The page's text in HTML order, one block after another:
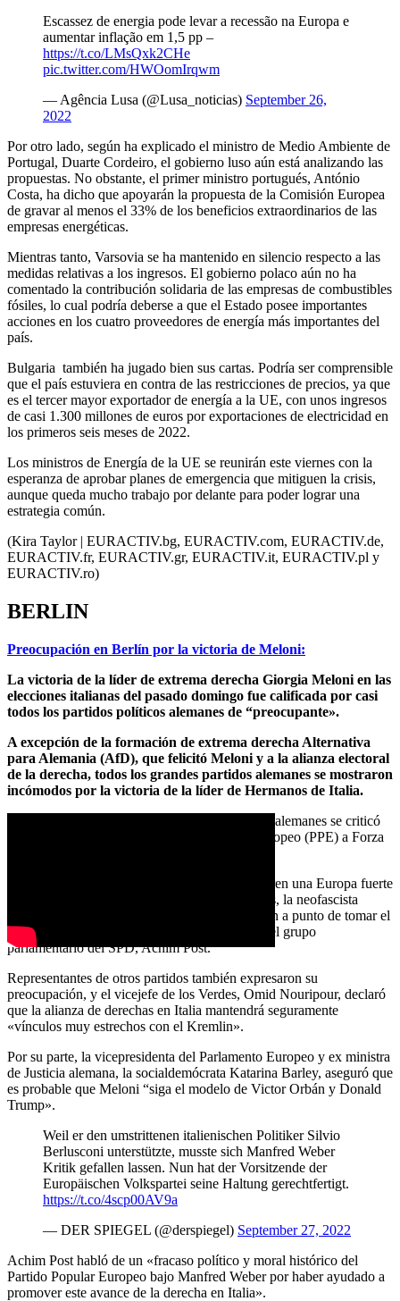
Escassez de energia pode levar a recessão na Europa e
aumentar inflação em 1,5 pp –
https://t.co/LMsQxk2CHe
pic.twitter.com/HWOomIrqwm
— Agência Lusa (@Lusa_noticias) September 26,
2022
Por otro lado, según ha explicado el ministro de Medio Ambiente de
Portugal, Duarte Cordeiro, el gobierno luso aún está analizando las
propuestas. No obstante, el primer ministro portugués, António
Costa, ha dicho que apoyarán la propuesta de la Comisión Europea
de gravar al menos el 33% de los beneficios extraordinarios de las
empresas energéticas.
Mientras tanto, Varsovia se ha mantenido en silencio respecto a las
medidas relativas a los ingresos. El gobierno polaco aún no ha
comentado la contribución solidaria de las empresas de combustibles
fósiles, lo cual podría deberse a que el Estado posee importantes
acciones en los cuatro proveedores de energía más importantes del
país.
Bulgaria también ha jugado bien sus cartas. Podría ser comprensible
que el país estuviera en contra de las restricciones de precios, ya que
es el tercer mayor exportador de energía a la UE, con unos ingresos
de casi 1.300 millones de euros por exportaciones de electricidad en
los primeros seis meses de 2022.
Los ministros de Energía de la UE se reunirán este viernes con la
esperanza de aprobar planes de emergencia que mitiguen la crisis,
aunque queda mucho trabajo por delante para poder lograr una
estrategia común.
(Kira Taylor | EURACTIV.bg, EURACTIV.com, EURACTIV.de,
EURACTIV.fr, EURACTIV.gr, EURACTIV.it, EURACTIV.pl y
EURACTIV.ro)
BERLIN
Preocupación en Berlín por la victoria de Meloni:
La victoria de la líder de extrema derecha Giorgia Meloni en las
elecciones italianas del pasado domingo fue calificada por casi
todos los partidos políticos alemanes de “preocupante».
A excepción de la formación de extrema derecha Alternativa
para Alemania (AfD), que felicitó Meloni y a la alianza electoral
de la derecha, todos los grandes partidos alemanes se mostraron
incómodos por la victoria de la líder de Hermanos de Italia.
Desde el centro-derecha a los socialdemócratas alemanes se criticó
especialmente el apoyo del Partido Popular Europeo (PPE) a Forza
«Este es un día amargo para todos los que quieren una Europa fuerte
y democrática. Con su victoria en las elecciones, la neofascista
Meloni y la alianza de derechas que lidera, están a punto de tomar el
poder en Italia», se lamentó el vicepresidente del grupo
parlamentario del SPD, Achim Post.
Representantes de otros partidos también expresaron su
preocupación, y el vicejefe de los Verdes, Omid Nouripour, declaró
que la alianza de derechas en Italia mantendrá seguramente
«vínculos muy estrechos con el Kremlin».
Por su parte, la vicepresidenta del Parlamento Europeo y ex ministra
de Justicia alemana, la socialdemócrata Katarina Barley, aseguró que
es probable que Meloni “siga el modelo de Victor Orbán y Donald
Trump».
Weil er den umstrittenen italienischen Politiker Silvio
Berlusconi unterstützte, musste sich Manfred Weber
Kritik gefallen lassen. Nun hat der Vorsitzende der
Europäischen Volkspartei seine Haltung gerechtfertigt.
https://t.co/4scp00AV9a
— DER SPIEGEL (@derspiegel) September 27, 2022
Achim Post habló de un «fracaso político y moral histórico del
Partido Popular Europeo bajo Manfred Weber por haber ayudado a
promover este avance de la derecha en Italia».